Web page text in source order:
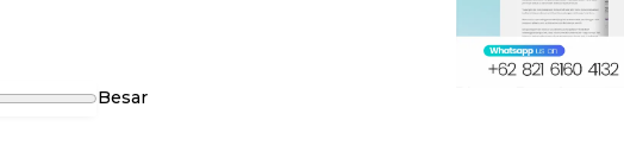
Besar